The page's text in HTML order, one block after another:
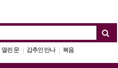
열린 문 | 감추인 만나 | 복음